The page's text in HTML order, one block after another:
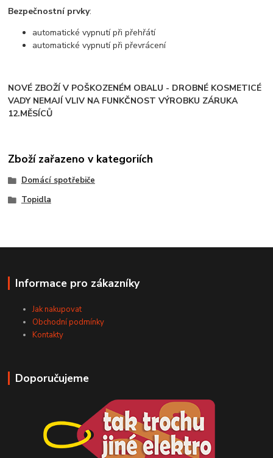
Bezpečnostní prvky:
automatické vypnutí při přehřátí
automatické vypnutí při převrácení
NOVÉ ZBOŽÍ V POŠKOZENÉM OBALU - DROBNÉ KOSMETICÉ
VADY NEMAJÍ VLIV NA FUNKČNOST VÝROBKU ZÁRUKA
12.MĚSÍCŮ
Zboží zařazeno v kategoriích
Domácí spotřebiče
Topidla
Informace pro zákazníky
Jak nakupovat
Obchodní podmínky
Kontakty
Doporučujeme